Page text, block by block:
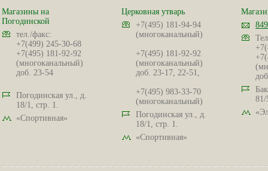
Магазины на
Погодинской
тел./факс:
+7(499) 245-30-68
+7(495) 181-92-92
(многоканальный)
доб. 23-54
Погодинская ул., д.
18/1, стр. 1.
«Спортивная»
Церковная утварь
+7(495) 181-94-94
(многоканальный)
+7(495) 181-92-92
(многоканальный)
доб. 23-17, 22-51,
+7(495) 983-33-70
(многоканальный)
Погодинская ул., д.
18/1, стр. 1.
«Спортивная»
81/